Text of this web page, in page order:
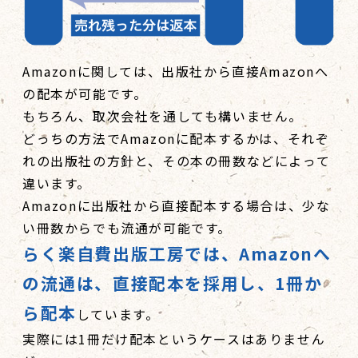
Amazonに関しては、出版社から直接Amazonへ
の配本が可能です。
もちろん、取次会社を通しても構いません。
どっちの方法でAmazonに配本するかは、それぞ
れの出版社の方針と、その本の冊数などによって
違います。
Amazonに出版社から直接配本する場合は、少な
い冊数からでも流通が可能です。
らく楽自費出版工房では、Amazonへ
の流通は、直接配本を採用し、 1冊か
ら配本 しています。
実際には1冊だけ配本というケースはありません